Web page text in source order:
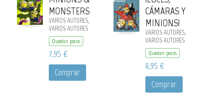
MONSTERS
VARIOS AUTORES,
VARIOS AUTORES
Quedan pocos
7,95 €
Comprar
CÁMARAS Y
MINIONS!
VARIOS AUTORES,
VARIOS AUTORES
Quedan pocos
8,95 €
Comprar